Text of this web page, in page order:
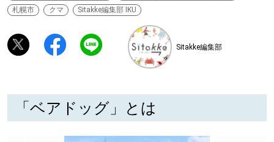
みがく
深める
札幌市
クマ Sitakke編集部 IKU
Sitakke編集部
「ベアドッグ」とは